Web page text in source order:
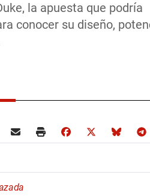
la apuesta que podría
conocer su diseño,